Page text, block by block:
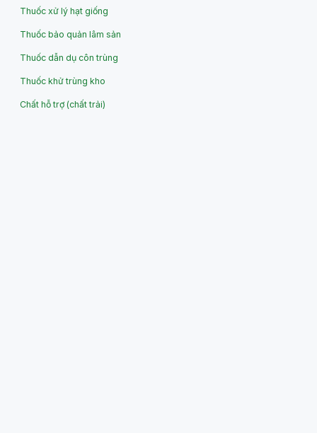
Thuốc xử lý hạt giống
Thuốc bảo quản lâm sản
Thuốc dẫn dụ côn trùng
Thuốc khử trùng kho
Chất hỗ trợ (chất trải)